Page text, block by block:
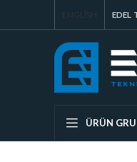
ENGLISH EDEL
ÜRÜN